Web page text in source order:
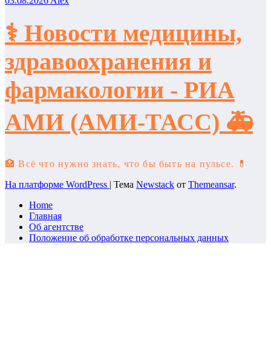
⚕️ Новости медицины,
здравоохранения и
фармакологии - РИА
АМИ (АМИ-ТАСС) 🚑
🏥 Всё что нужно знать, что бы быть на пульсе. 💊
На платформе WordPress | Тема Newstack от Themeansar.
Home
Главная
Об агентстве
Положение об обработке персональных данных